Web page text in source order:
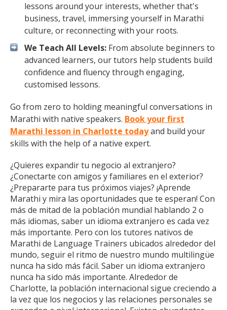
lessons around your interests, whether that's
business, travel, immersing yourself in Marathi
culture, or reconnecting with your roots.
We Teach All Levels: From absolute beginners to
advanced learners, our tutors help students build
confidence and fluency through engaging,
customised lessons.
Go from zero to holding meaningful conversations in
Marathi with native speakers. Book your first
Marathi lesson in Charlotte todayand build your
skills with the help of a native expert.
¿Quieres expandir tu negocio al extranjero?
¿Conectarte con amigos y familiares en el exterior?
¿Prepararte para tus próximos viajes? ¡Aprende
Marathi y mira las oportunidades que te esperan! Con
más de mitad de la población mundial hablando 2 o
más idiomas, saber un idioma extranjero es cada vez
más importante. Pero con los tutores nativos de
Marathi de Language Trainers ubicados alrededor del
mundo, seguir el ritmo de nuestro mundo multilingüe
nunca ha sido más fácil. Saber un idioma extranjero
nunca ha sido más importante. Alrededor de
Charlotte, la población internacional sigue creciendo a
la vez que los negocios y las relaciones personales se